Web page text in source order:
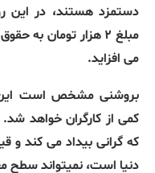
دستمزد هستند، در این
مبلغ ۲ هزار تومان
می افزاید.
بروشنی مشخص است این
کمی از کارگران خواهد
که گرانی بیداد می کند و
دنیا است، نمیتواند سطح